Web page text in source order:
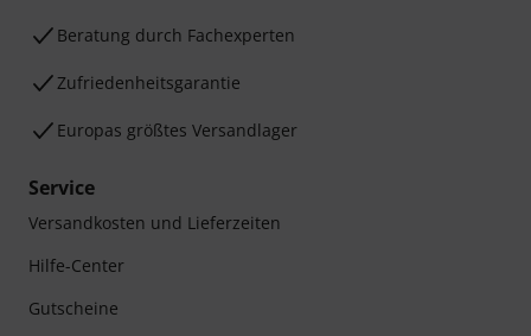
Beratung durch Fachexperten
Zufriedenheitsgarantie
Europas größtes Versandlager
Service
Versandkosten und Lieferzeiten
Hilfe-Center
Gutscheine